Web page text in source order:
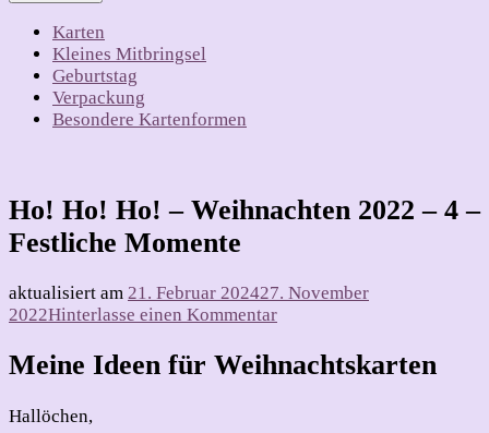
Karten
Kleines Mitbringsel
Geburtstag
Verpackung
Besondere Kartenformen
Ho! Ho! Ho! – Weihnachten 2022 – 4 –
Festliche Momente
aktualisiert am 21. Februar 202427. November
2022Hinterlasse einen Kommentarzu
Ho!
Ho!
Meine Ideen für Weihnachtskarten
Hallöchen,